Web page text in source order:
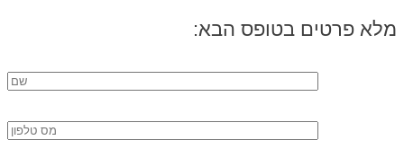
מלא פרטים בטופס הבא: